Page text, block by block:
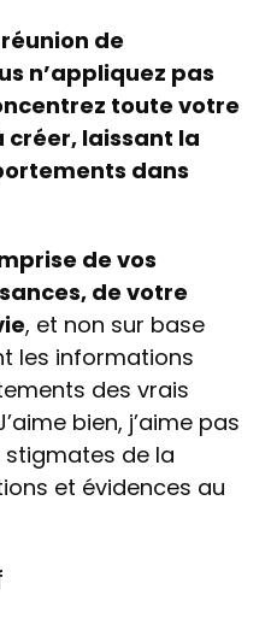
de
n’appliquez pas
toute votre
créer, laissant la
dans
de vos
de votre
, et non sur base
les informations
des vrais
bien, j’aime pas
stigmates de la
et évidences au